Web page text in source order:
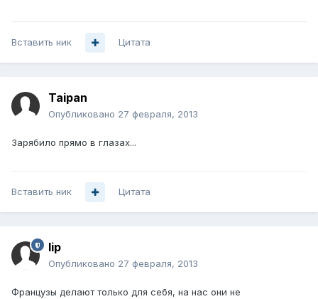
Вставить ник Цитата
Taipan
Опубликовано 27 февраля, 2013
Зарябило прямо в глазах...
Вставить ник Цитата
lip
Опубликовано 27 февраля, 2013
Французы делают только для себя, на нас они не